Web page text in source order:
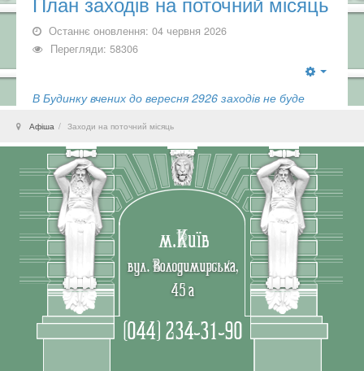
План заходів на поточний місяць
Останнє оновлення: 04 червня 2026
Перегляди: 58306
В Будинку вчених до вересня 2926 заходів не буде
Афіша Заходи на поточний місяць